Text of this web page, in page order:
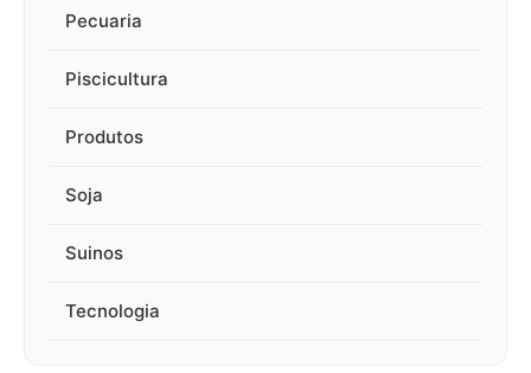
Pecuaria
Piscicultura
Produtos
Soja
Suinos
Tecnologia